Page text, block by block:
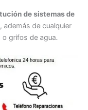
de sistemas de
, además de cualquier
grifos de agua.